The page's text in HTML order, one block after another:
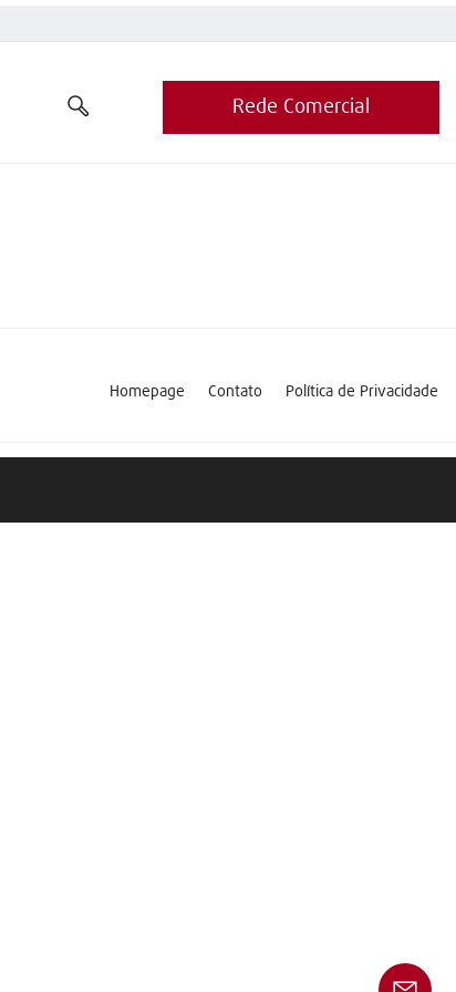
Rede Comercial
Homepage Contato Política de Privacidade